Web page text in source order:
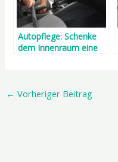
Autopflege: Schenke
dem Innenraum eine
← Vorheriger Beitrag